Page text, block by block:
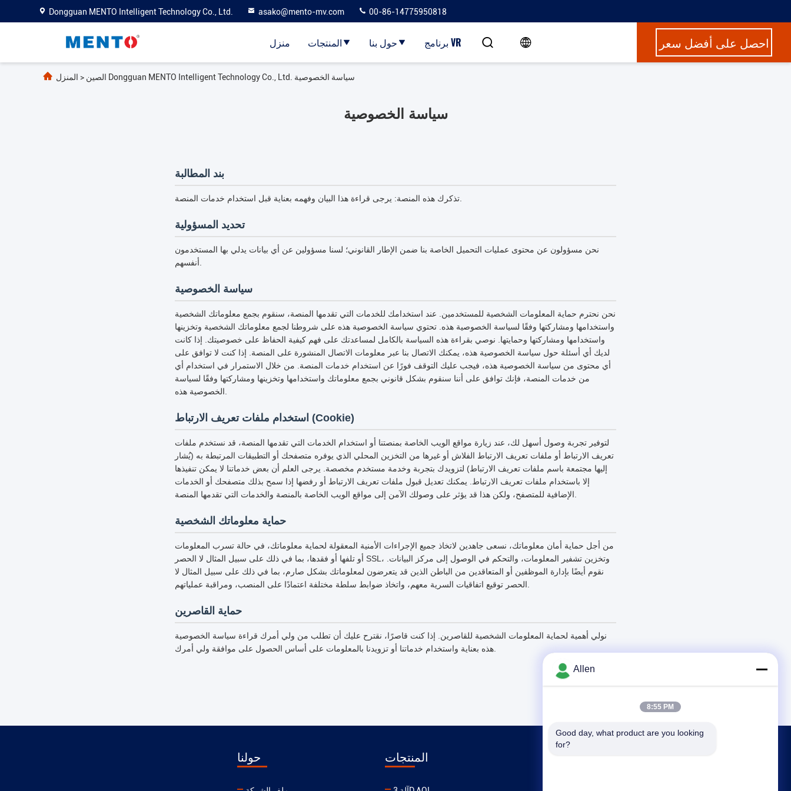
Dongguan MENTO Intelligent Technology Co., Ltd. asako@mento-mv.com 00-86-14775950818
منزل المنتجات حول بنا برنامج VR احصل على أفضل سعر
المنزل > الصين Dongguan MENTO Intelligent Technology Co., Ltd. سياسة الخصوصية
سياسة الخصوصية
بند المطالبة
تحديد المسؤولية
نحن مسؤولون عن محتوى عمليات التحميل الخاصة بنا ضمن الإطار القانوني؛ لسنا مسؤولين عن أي بيانات يدلي بها المستخدمون
سياسة الخصوصية
نحن نحترم حماية المعلومات الشخصية للمستخدمين. عند استخدامك للخدمات التي تقدمها المنصة، سنقوم بجمع معلوماتك الشخصية
واستخدامها ومشاركتها وفقًا لسياسة الخصوصية هذه. تحتوي سياسة الخصوصية هذه على شروطنا لجمع معلوماتك الشخصية وتخزينها
واستخدامها ومشاركتها وحمايتها. نوصي بقراءة هذه السياسة بالكامل لمساعدتك على فهم كيفية الحفاظ على خصوصيتك. إذا كانت
لديك أي أسئلة حول سياسة الخصوصية هذه، يمكنك الاتصال بنا عبر معلومات الاتصال المنشورة على المنصة. إذا كنت لا توافق على
أي محتوى من سياسة الخصوصية هذه، فيجب عليك التوقف فورًا عن استخدام خدمات المنصة. من خلال الاستمرار في استخدام أي
من خدمات المنصة، فإنك توافق على أننا سنقوم بشكل قانوني بجمع معلوماتك واستخدامها وتخزينها ومشاركتها وفقًا لسياسة
استخدام ملفات تعريف الارتباط (Cookie)
لتوفير تجربة وصول أسهل لك، عند زيارة مواقع الويب الخاصة بمنصتنا أو استخدام الخدمات التي تقدمها المنصة، قد نستخدم ملفات
تعريف الارتباط أو ملفات تعريف الارتباط الفلاش أو غيرها من التخزين المحلي الذي يوفره متصفحك أو التطبيقات المرتبطة به (يُشار
إليها مجتمعة باسم ملفات تعريف الارتباط) لتزويدك بتجربة وخدمة مستخدم مخصصة. يرجى العلم أن بعض خدماتنا لا يمكن تنفيذها
إلا باستخدام ملفات تعريف الارتباط. يمكنك تعديل قبول ملفات تعريف الارتباط أو رفضها إذا سمح بذلك متصفحك أو الخدمات
حماية معلوماتك الشخصية
من أجل حماية أمان معلوماتك، نسعى جاهدين لاتخاذ جميع الإجراءات الأمنية المعقولة لحماية معلوماتك، في حالة تسرب المعلومات
أو تلفها أو فقدها، بما في ذلك على سبيل المثال لا الحصر SSL، وتخزين تشفير المعلومات، والتحكم في الوصول إلى مركز البيانات.
نقوم أيضًا بإدارة الموظفين أو المتعاقدين من الباطن الذين قد يتعرضون لمعلوماتك بشكل صارم، بما في ذلك على سبيل المثال لا
حماية القاصرين
نولي أهمية لحماية المعلومات الشخصية للقاصرين. إذا كنت قاصرًا، نقترح عليك أن تطلب من ولي أمرك قراءة سياسة الخصوصية
حولنا المنتجات
Allen
8:55 PM
Good day, what product are you looking
for?